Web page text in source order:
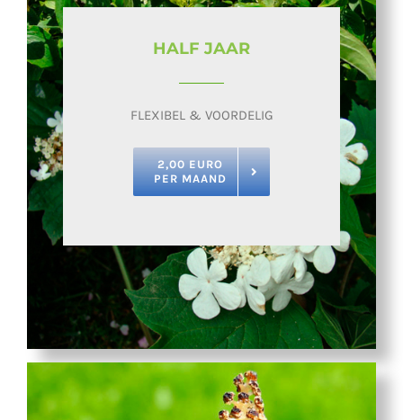
HALF JAAR
FLEXIBEL & VOORDELIG
2,00 EURO
PER MAAND